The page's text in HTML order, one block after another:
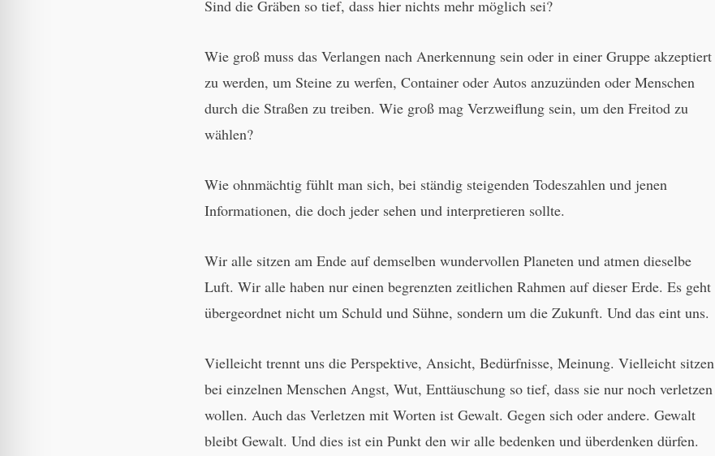
Sind die Gräben so tief, dass hier nichts mehr möglich sei?
Wie groß muss das Verlangen nach Anerkennung sein oder in einer Gruppe akzeptiert
zu werden, um Steine zu werfen, Container oder Autos anzuzünden oder Menschen
durch die Straßen zu treiben. Wie groß mag Verzweiflung sein, um den Freitod zu
wählen?
Wie ohnmächtig fühlt man sich, bei ständig steigenden Todeszahlen und jenen
Informationen, die doch jeder sehen und interpretieren sollte.
Wir alle sitzen am Ende auf demselben wundervollen Planeten und atmen dieselbe
Luft. Wir alle haben nur einen begrenzten zeitlichen Rahmen auf dieser Erde. Es geht
übergeordnet nicht um Schuld und Sühne, sondern um die Zukunft. Und das eint uns.
Vielleicht trennt uns die Perspektive, Ansicht, Bedürfnisse, Meinung. Vielleicht sitzen
bei einzelnen Menschen Angst, Wut, Enttäuschung so tief, dass sie nur noch verletzen
wollen. Auch das Verletzen mit Worten ist Gewalt. Gegen sich oder andere. Gewalt
bleibt Gewalt. Und dies ist ein Punkt den wir alle bedenken und überdenken dürfen.